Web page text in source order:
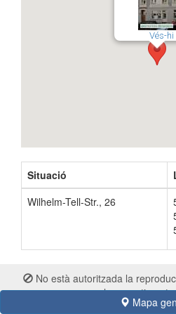
Vés-hi
Situació
Wilhelm-Tell-Str., 26
Mapa
No està autoritzada la
sense el consentiment